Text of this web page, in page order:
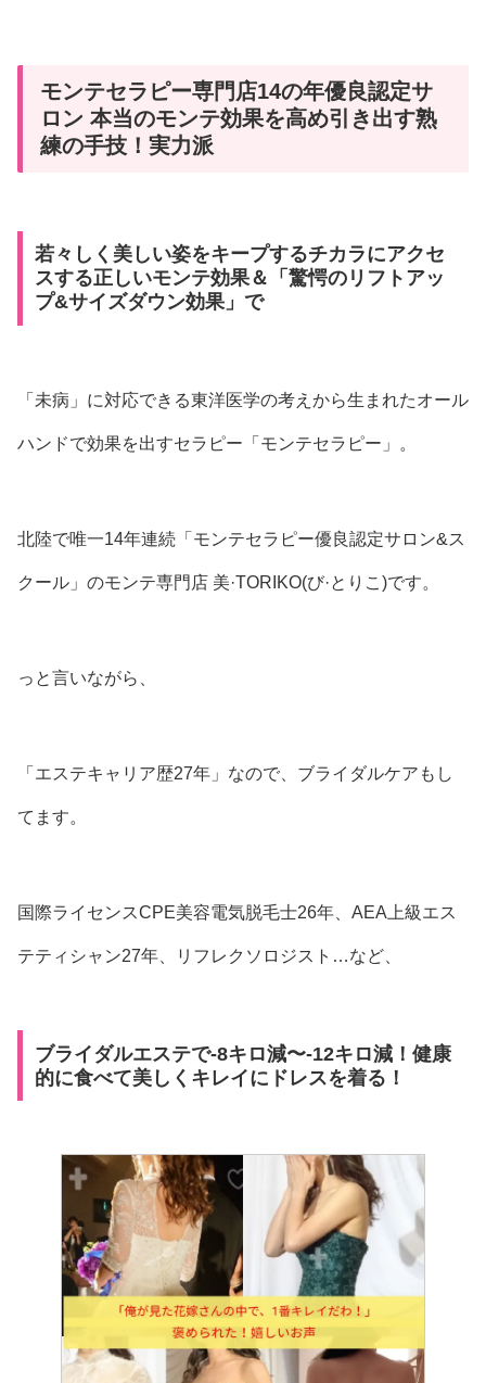
モンテセラピー専門店14の年優良認定サ
ロン 本当のモンテ効果を高め引き出す熟
練の手技！実力派
若々しく美しい姿をキープするチカラにアクセ
スする正しいモンテ効果＆「驚愕のリフトアッ
プ&サイズダウン効果」で
「未病」に対応できる東洋医学の考えから生まれたオール
ハンドで効果を出すセラピー「モンテセラピー」。
北陸で唯一14年連続「モンテセラピー優良認定サロン&ス
クール」のモンテ専門店 美·TORIKO(び·とりこ)です。
っと言いながら、
「エステキャリア歴27年」なので、ブライダルケアもし
てます。
国際ライセンスCPE美容電気脱毛士26年、AEA上級エス
テティシャン27年、リフレクソロジスト…など、
ブライダルエステで-8キロ減〜-12キロ減！健康
的に食べて美しくキレイにドレスを着る！